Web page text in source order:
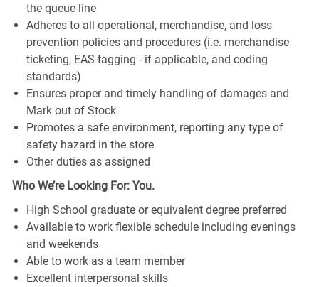
the queue-line
Adheres to all operational, merchandise, and loss
prevention policies and procedures (i.e. merchandise
ticketing, EAS tagging - if applicable, and coding
standards)
Ensures proper and timely handling of damages and
Mark out of Stock
Promotes a safe environment, reporting any type of
safety hazard in the store
Other duties as assigned
Who We’re Looking For: You.
High School graduate or equivalent degree preferred
Available to work flexible schedule including evenings
and weekends
Able to work as a team member
Excellent interpersonal skills